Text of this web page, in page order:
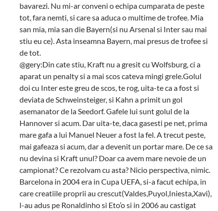
bavarezi. Nu mi-ar conveni o echipa cumparata de peste
tot, fara nemti, si care sa aduca o multime de trofee. Mia
san mia, mia san die Bayern(si nu Arsenal si Inter sau mai
stiu eu ce). Asta inseamna Bayern, mai presus de trofee si
de tot.
@gery:Din cate stiu, Kraft nu a gresit cu Wolfsburg, ci a
aparat un penalty si a mai scos cateva mingi grele.Golul
doi cu Inter este greu de scos, te rog, uita-te ca a fost si
deviata de Schweinsteiger, si Kahn a primit un gol
asemanator de la Seedorf. Gafele lui sunt golul de la
Hannover si acum. Dar uita-te, daca gasesti pe net, prima
mare gafa a lui Manuel Neuer a fost la fel. A trecut peste,
mai gafeaza si acum, dar a devenit un portar mare. De ce sa
nu devina si Kraft unul? Doar ca avem mare nevoie de un
campionat? Ce rezolvam cu asta? Nicio perspectiva, nimic.
Barcelona in 2004 era in Cupa UEFA, si-a facut echipa, in
care creatiile proprii au crescut(Valdes,Puyol,Iniesta,Xavi),
l-au adus pe Ronaldinho si Eto’o si in 2006 au castigat